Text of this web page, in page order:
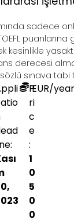
sadece
puanlarına
kesinlikle
derecesi
sınava tabi
P
ri
c
e
:
1
0
5
0
0
EUR/